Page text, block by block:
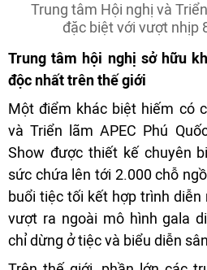
Trung tâm Hội nghị và
đặc biệt với vượt nhịp
Trung tâm hội nghị sở hữu
độc nhất trên thế giới
Một điểm khác biệt hiếm có
và Triển lãm APEC Phú
Show được thiết kế chuyên
sức chứa lên tới 2.000 chỗ
buổi tiệc tối kết hợp trình
vượt ra ngoài mô hình gala
chỉ dừng ở tiệc và biểu diễn